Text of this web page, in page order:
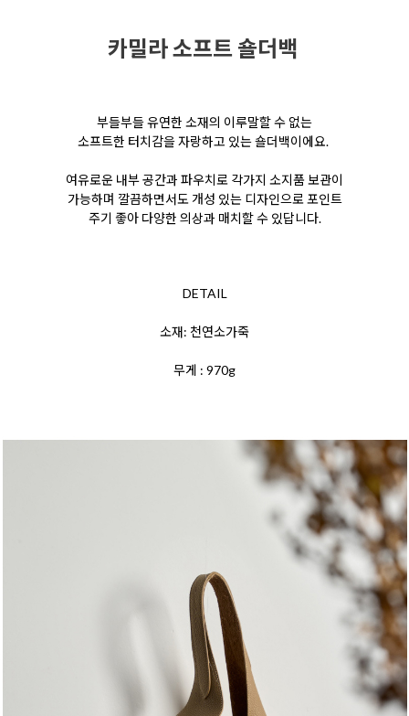
카밀라 소프트 숄더백
부들부들 유연한 소재의 이루말할 수 없는
소프트한 터치감을 자랑하고 있는 숄더백이에요.
여유로운 내부 공간과 파우치로 각가지 소지품 보관이
가능하며 깔끔하면서도 개성 있는 디자인으로 포인트
주기 좋아 다양한 의상과 매치할 수 있답니다.
DETAIL
소재: 천연소가죽
무게 : 970g